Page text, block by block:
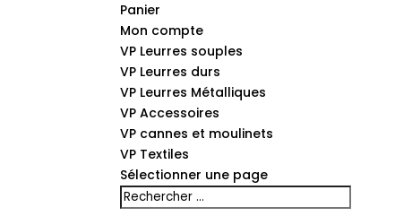
Panier
Mon compte
VP Leurres souples
VP Leurres durs
VP Leurres Métalliques
VP Accessoires
VP cannes et moulinets
VP Textiles
Sélectionner une page